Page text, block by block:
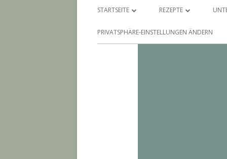
Primäres
Menü
STARTSEITE
ÜBER MICH
REZEPTE
PFEIF AUF DIE KALORIEN
PRIVATSPHÄRE-EINSTELLUNGEN ÄNDERN